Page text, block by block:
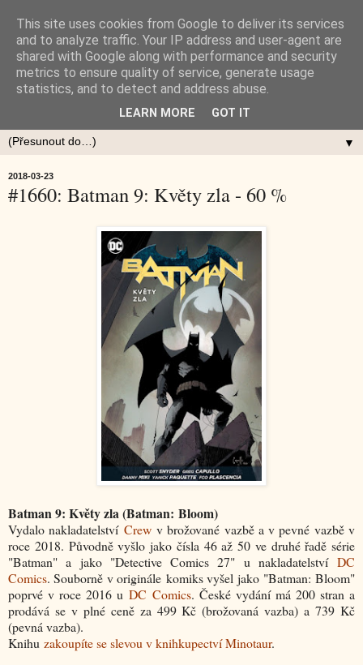
▼
2018-03-23
#1660: Batman 9: Květy zla - 60 %
Batman 9: Květy zla (Batman: Bloom)
Vydalo nakladatelství Crewv brožované vazbě a v pevné vazbě v
roce 2018. Původně vyšlo jako čísla 46 až 50 ve druhé řadě série
"Batman" a jako "Detective Comics 27" u nakladatelství DC
Comics. Souborně v originále komiks vyšel jako "Batman: Bloom"
poprvé v roce 2016 uDC Comics. České vydání má 200 stran a
prodává se v plné ceně za 499 Kč (brožovaná vazba) a 739 Kč
(pevná vazba).
Knihu zakoupíte se slevou v knihkupectví Minotaur.
This site uses cookies from Google to deliver its services
and to analyze traffic. Your IP address and user-agent are
shared with Google along with performance and security
metrics to ensure quality of service, generate usage
statistics, and to detect and address abuse.
LEARN MORE GOT IT